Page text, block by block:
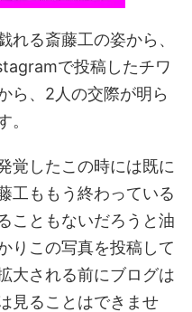
れる斎藤工の姿から、
で投稿したチワ
ら、2人の交際が明ら
。
覚したこの時には既に
工ももう終わっている
こともないだろうと油
りこの写真を投稿して
大される前にブログは
見ることはできませ